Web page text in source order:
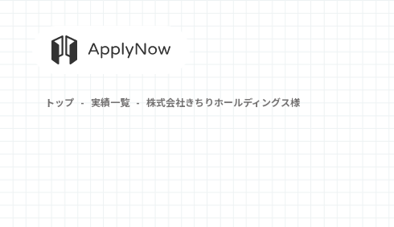
トップ 実績一覧 株式会社きちりホールディングス様